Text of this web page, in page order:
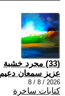
(33) مجرد خشبة
عزيز سمعان دعيم
2026 / 8 / 8
كتابات ساخرة